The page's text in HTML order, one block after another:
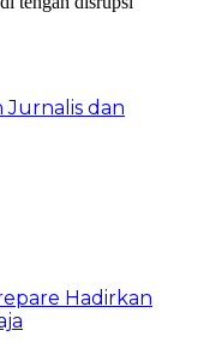
Jurnalis dan
Hadirkan